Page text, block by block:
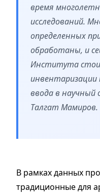
время
исследований.
определенных
обработаны, и
Института
инвентаризации
ввода в научный
Талгат Мамиров.
В рамках данных
традиционные для